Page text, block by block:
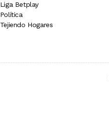
Liga Betplay
Política
Tejiendo Hogares